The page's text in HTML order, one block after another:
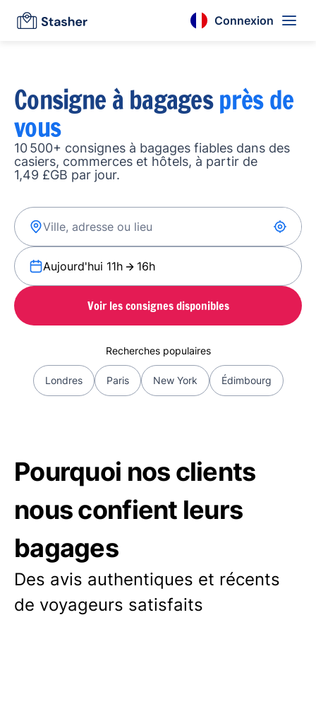
Connexion
Consigne à bagagesprès de
vous
10 500+ consignes à bagages fiables dans des
casiers, commerces et hôtels, à partir de
1,49 £GB par jour.
Aujourd'hui 11h 16h
Voir les consignes disponibles
Recherches populaires
Londres Paris New York Édimbourg
Pourquoi nos clients
nous confient leurs
bagages
Des avis authentiques et récents
de voyageurs satisfaits